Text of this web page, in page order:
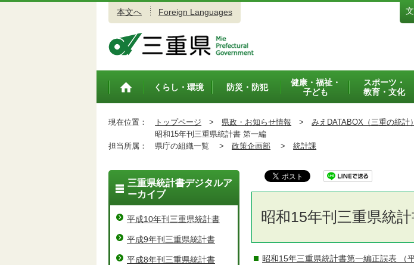
本文へ Foreign Languages
トップペ
くらし・環境 防災・防犯
健康・福祉・
子ども
スポーツ・
教育・文化
現在位置： トップページ > 県政・お知らせ情報 > みえDATABOX（三重の統計）
昭和15年刊三重県統計書 第一編
担当所属：
県庁の組織一覧 > 政策企画部 > 統計課
昭和15年刊三重県統
昭和15年三重県統計書第一編正誤表 （
三重県統計書デジタルア
ーカイブ
平成10年刊三重県統計書
平成9年刊三重県統計書
平成8年刊三重県統計書